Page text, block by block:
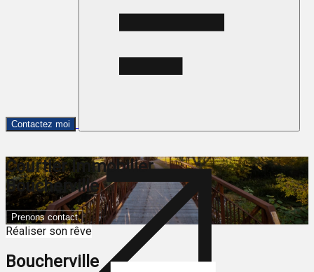
Contactez moi
Courtier immobilier
Boucherville
Prenons contact
Réaliser son rêve
Boucherville